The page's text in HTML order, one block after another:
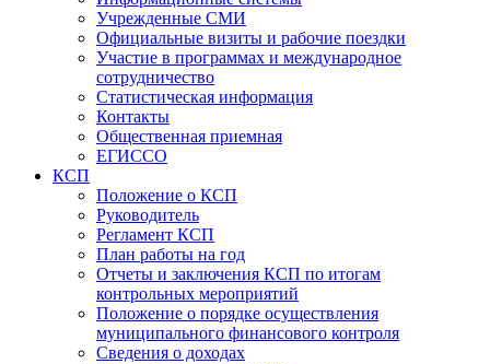
Учрежденные СМИ
Официальные визиты и рабочие поездки
Участие в программах и международное
сотрудничество
Статистическая информация
Контакты
Общественная приемная
ЕГИССО
КСП
Положение о КСП
Руководитель
Регламент КСП
План работы на год
Отчеты и заключения КСП по итогам
контрольных мероприятий
Положение о порядке осуществления
муниципального финансового контроля
Сведения о доходах